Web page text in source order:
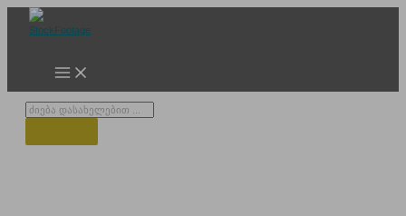
Products